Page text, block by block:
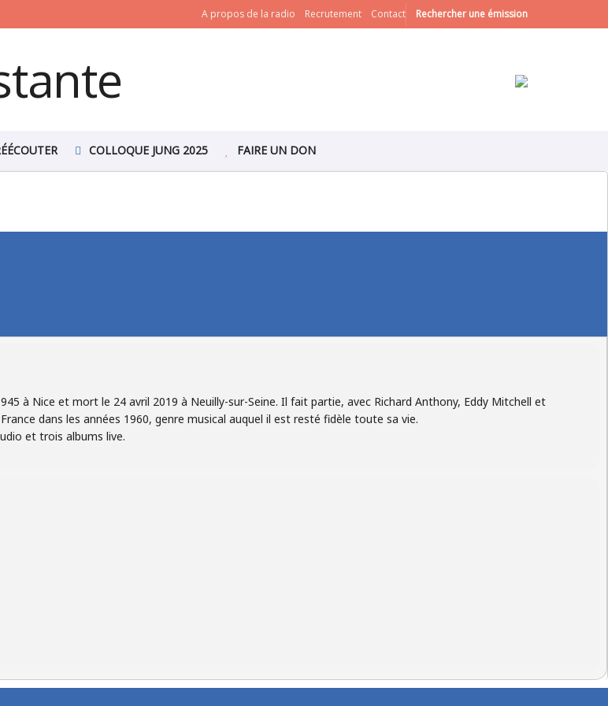
A propos de la radio Recrutement Contact Rechercher une émission
COLLOQUE JUNG 2025 FAIRE UN DON
à Nice et mort le 24 avril 2019 à Neuilly-sur-Seine. Il fait partie, avec Richard Anthony, Eddy Mitchell et
dans les années 1960, genre musical auquel il est resté fidèle toute sa vie.
et trois albums live.